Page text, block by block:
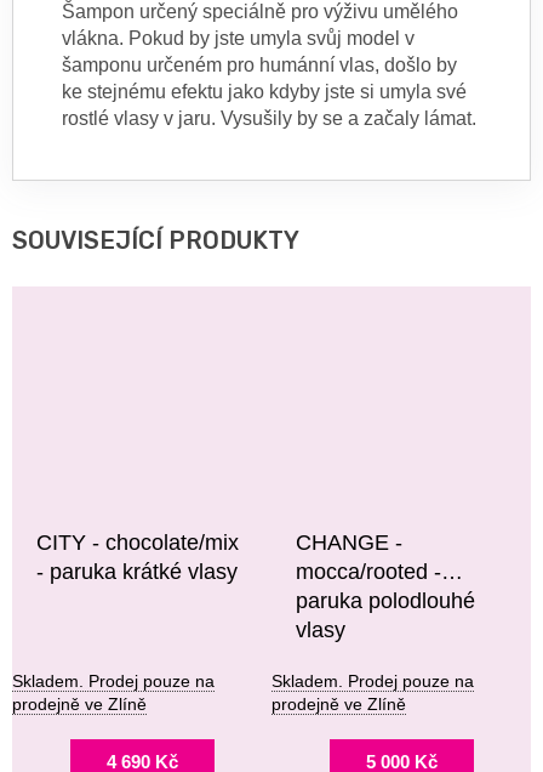
Šampon určený speciálně pro výživu umělého
vlákna. Pokud by jste umyla svůj model v
šamponu určeném pro humánní vlas, došlo by
ke stejnému efektu jako kdyby jste si umyla své
rostlé vlasy v jaru. Vysušily by se a začaly lámat.
SOUVISEJÍCÍ PRODUKTY
CITY - chocolate/mix
- paruka krátké vlasy
Skladem. Prodej pouze na
prodejně ve Zlíně
4 690 Kč
CHANGE -
mocca/rooted -
paruka polodlouhé
vlasy
Skladem. Prodej pouze na
prodejně ve Zlíně
5 000 Kč